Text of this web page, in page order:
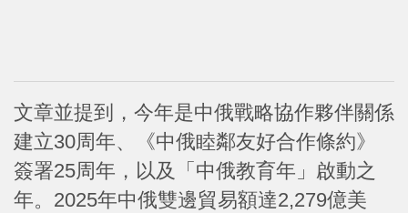
文章並提到，今年是中俄戰略協作夥伴關係
建立30周年、《中俄睦鄰友好合作條約》
簽署25周年，以及「中俄教育年」啟動之
年。2025年中俄雙邊貿易額達2,279億美